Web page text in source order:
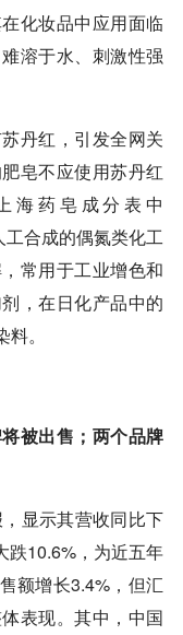
化妆品中应用面临
溶于水、刺激性强
丹红，引发全网关
皂不应使用苏丹红
海药皂成分表中
工合成的偶氮类化工
常用于工业增色和
，在日化产品中的
。
被出售；两个品牌
显示其营收同比下
跌10.6%，为近五年
额增长3.4%，但汇
表现。其中，中国